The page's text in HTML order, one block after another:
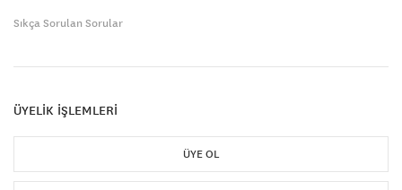
Sıkça Sorulan Sorular
ÜYELİK İŞLEMLERİ
ÜYE OL